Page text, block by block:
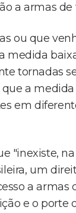
a armas de
ou que
medida
tornadas
a
em
"inexiste,
um
a armas
e o porte